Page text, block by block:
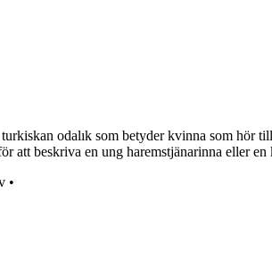
odalık som betyder kvinna som hör
att beskriva en ung haremstjänarinna eller
•